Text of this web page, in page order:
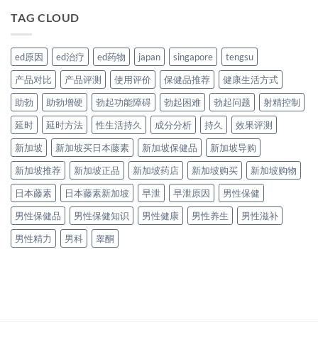
TAG CLOUD
ed原因 ed治疗 ed药物 japan singapore
tengsu
产品对比
产品评测 使用评价 保健品推荐
健康生活方式
助勃
助勃增硬 勃起功能障碍 勃起困难 勃起问题
射精控制
延时
延时方法 性生活持久 成分分析 持久
效果评测
新加坡
新加坡买日本藤素 新加坡保健品
新加坡导购
新加坡推荐
新加坡正品 新加坡药店 新加坡购买
新加坡购物
日本藤素
日本藤素新加坡 早泄 早泄原因
男性保健
男性保健品
男性保健知识 男性健康 男性养生
男性滋补
男性精力
男科 睾酮